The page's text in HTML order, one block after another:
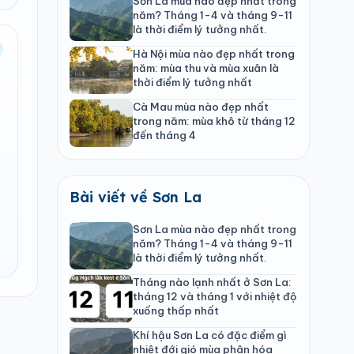
năm? Tháng 1-4 và tháng 9-11
là thời điểm lý tưởng nhất.
Hà Nội mùa nào đẹp nhất trong
năm: mùa thu và mùa xuân là
thời điểm lý tưởng nhất
Cà Mau mùa nào đẹp nhất
trong năm: mùa khô từ tháng 12
đến tháng 4
Bài viết về Sơn La
Sơn La mùa nào đẹp nhất trong
năm? Tháng 1-4 và tháng 9-11
là thời điểm lý tưởng nhất.
Tháng nào lạnh nhất ở Sơn La:
tháng 12 và tháng 1 với nhiệt độ
xuống thấp nhất
Khí hậu Sơn La có đặc điểm gì
nhiệt đới gió mùa phân hóa